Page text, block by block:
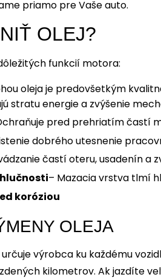
priamo pre Vaše auto.
OLEJ?
funkcií motora:
oleja je predovšetkým
stratu energie a zvýšenie
pred prehriatím častí
dobrého utesnenie
častí oteru, usadenín a
– Mazacia vrstva tlmí
koróziou
OLEJA
výrobca ku každému
kilometrov. Ak jazdíte